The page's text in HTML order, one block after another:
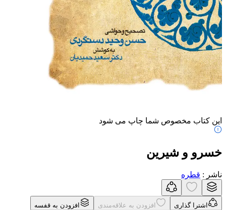
این کتاب مخصوص شما چاپ می شود
خسرو و شیرین
ناشر : قطره
اشترا گذاری افزودن به علاقه‌مندی افزودن به قفسه